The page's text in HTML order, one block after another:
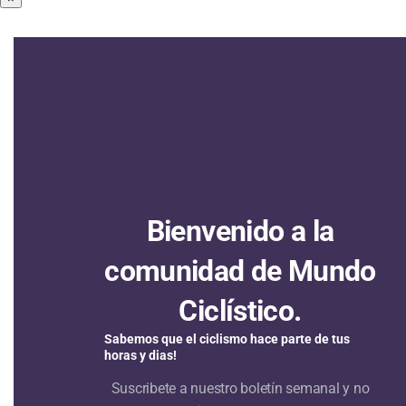
Bienvenido a la
comunidad de Mundo
Ciclístico.
Sabemos que el ciclismo hace parte de tus
horas y dias!
Suscribete a nuestro boletín semanal y no